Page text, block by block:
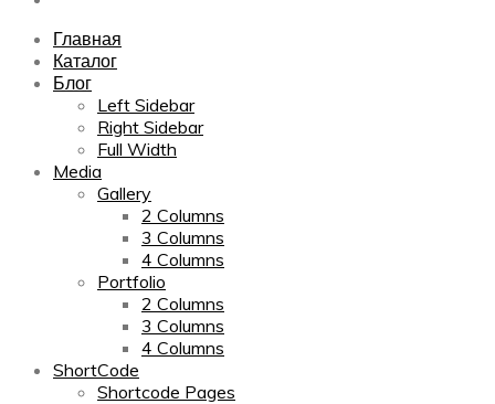
Главная
Каталог
Блог
Left Sidebar
Right Sidebar
Full Width
Media
Gallery
2 Columns
3 Columns
4 Columns
Portfolio
2 Columns
3 Columns
4 Columns
ShortCode
Shortcode Pages